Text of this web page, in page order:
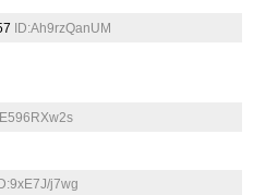
ID:Ah9rzQanUM
ID:9xE7J/j7wg